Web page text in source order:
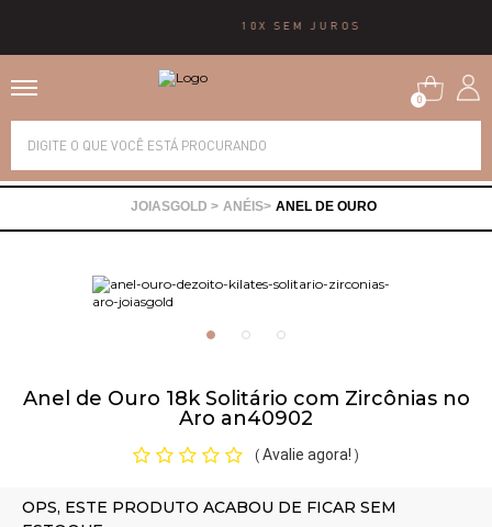
10X SEM JUROS
0
ANÉIS ANEL DE OURO
Anel de Ouro 18k Solitário com Zircônias no
Aro an40902
( Avalie agora! )
Alianças
Brincos